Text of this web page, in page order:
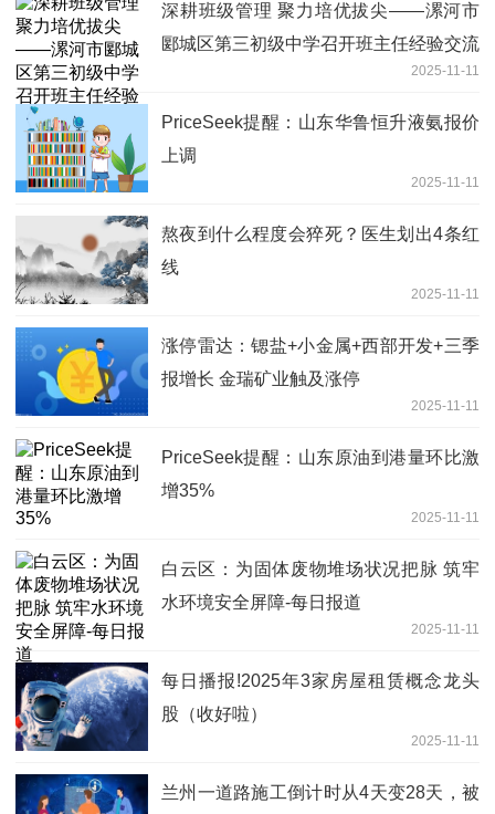
深耕班级管理 聚力培优拔尖——漯河市
郾城区第三初级中学召开班主任经验交流
2025-11-11
PriceSeek提醒：山东华鲁恒升液氨报价
上调
2025-11-11
熬夜到什么程度会猝死？医生划出4条红
线
2025-11-11
涨停雷达：锶盐+小金属+西部开发+三季
报增长 金瑞矿业触及涨停
2025-11-11
PriceSeek提醒：山东原油到港量环比激
增35%
2025-11-11
白云区：为固体废物堆场状况把脉 筑牢
水环境安全屏障-每日报道
2025-11-11
每日播报!2025年3家房屋租赁概念龙头
股（收好啦）
2025-11-11
兰州一道路施工倒计时从4天变28天，被